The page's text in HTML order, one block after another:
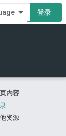
登录
内容
资源